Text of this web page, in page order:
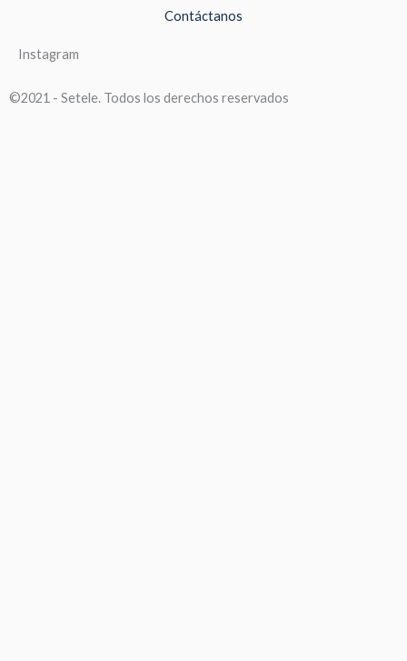
Contáctanos
Instagram
©2021 - Setele. Todos los derechos reservados